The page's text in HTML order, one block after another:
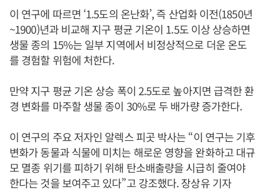
이 연구에 따르면 ‘1.5도의 온난화’, 즉 산업화 이전(1850년
~1900)년과 비교해 지구 평균 기온이 1.5도 이상 상승하면
생물 종의 15%는 일부 지역에서 비정상적으로 더운 온도
를 경험할 위험에 처한다.
만약 지구 평균 기온 상승 폭이 2.5도로 높아지면 급격한 환
경 변화를 마주할 생물 종이 30%로 두 배가량 증가한다.
이 연구의 주요 저자인 알렉스 피곳 박사는 “이 연구는 기후
변화가 동물과 식물에 미치는 해로운 영향을 완화하고 대규
모 멸종 위기를 피하기 위해 탄소배출량을 시급히 줄여야
한다는 것을 보여주고 있다”고 강조했다. 장상유 기자